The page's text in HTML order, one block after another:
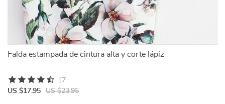
Falda estampada de cintura alta y corte lápiz
US $17.95 US $23.95
17